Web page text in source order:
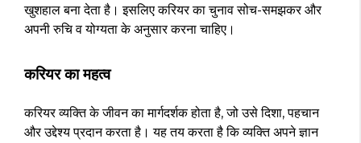
खुशहाल बना देता है। इसलिए करियर का चुनाव सोच-समझकर और
अपनी रुचि व योग्यता के अनुसार करना चाहिए।
करियर का महत्व
करियर व्यक्ति के जीवन का मार्गदर्शक होता है, जो उसे दिशा, पहचान
और उद्देश्य प्रदान करता है। यह तय करता है कि व्यक्ति अपने ज्ञान